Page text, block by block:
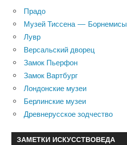
Прадо
Музей Тиссена — Борнемисы
Лувр
Версальский дворец
Замок Пьерфон
Замок Вартбург
Лондонские музеи
Берлинские музеи
Древнерусское зодчество
ЗАМЕТКИ ИСКУССТВОВЕДА